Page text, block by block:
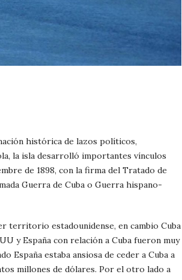
histórica de lazos políticos,
la isla desarrolló importantes vínculos
de 1898, con la firma del Tratado de
Guerra de Cuba o Guerra hispano-
territorio estadounidense, en cambio Cuba
y España con relación a Cuba fueron muy
España estaba ansiosa de ceder a Cuba a
millones de dólares. Por el otro lado a